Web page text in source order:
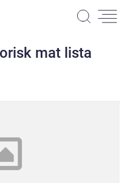
mat lista